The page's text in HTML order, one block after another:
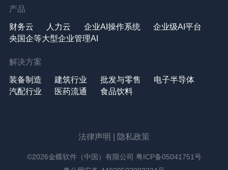
产品
财务云 人力云 企业AI操作系统
企业级AI平台
央国企等大型企业管理AI
解决方案
装备制造 建筑行业 批发与零售
电子半导体
汽配行业
医药流通 食品饮料
法律声明 隐私政策
©2026金蝶软件（中国）有限公司 粤ICP备05041751号